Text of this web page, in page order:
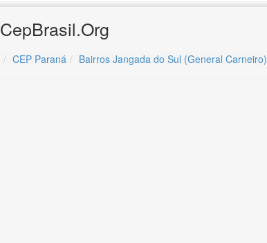
CepBrasil.Org
CEP Paraná Bairros Jangada do Sul (General Carneiro)